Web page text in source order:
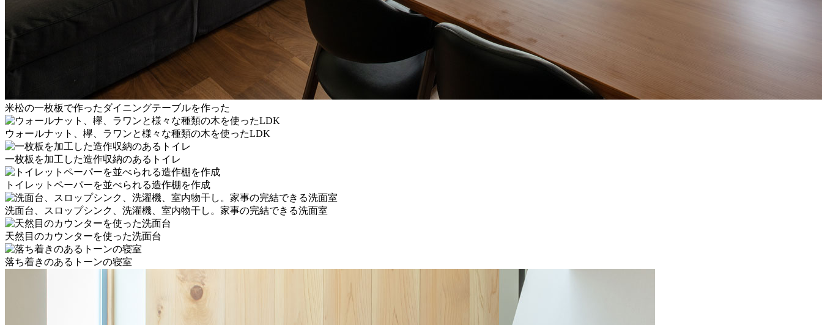
米松の一枚板で作ったダイニングテーブルを作った
ウォールナット、欅、ラワンと様々な種類の木を使ったLDK
一枚板を加工した造作収納のあるトイレ
トイレットペーパーを並べられる造作棚を作成
洗面台、スロップシンク、洗濯機、室内物干し。家事の完結できる洗面室
天然目のカウンターを使った洗面台
落ち着きのあるトーンの寝室